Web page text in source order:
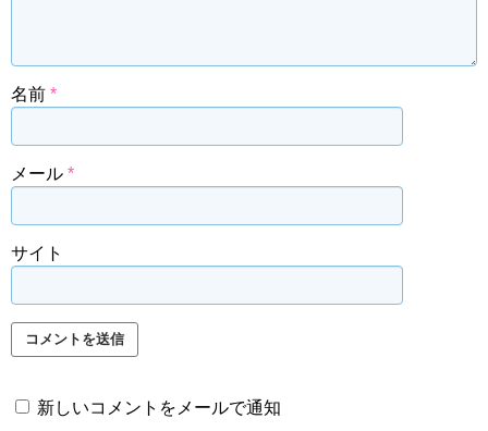
名前 *
メール *
サイト
新しいコメントをメールで通知